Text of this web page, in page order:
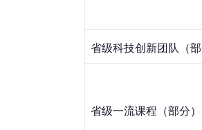
省级科技创新团队（
省级一流课程（部分）